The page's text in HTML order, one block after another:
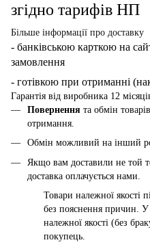
згідно тарифів НП
Більше інформації про доставку
- банківською карткою на
замовлення
- готівкою при отриманні
Гарантія від виробника 12
Повернення та обмін
отримання.
Обмін можливий на інший
Якщо вам доставили не той
доставка оплачується нами.
Товари належної якості
без пояснення причин. У
належної якості (без
покупець.